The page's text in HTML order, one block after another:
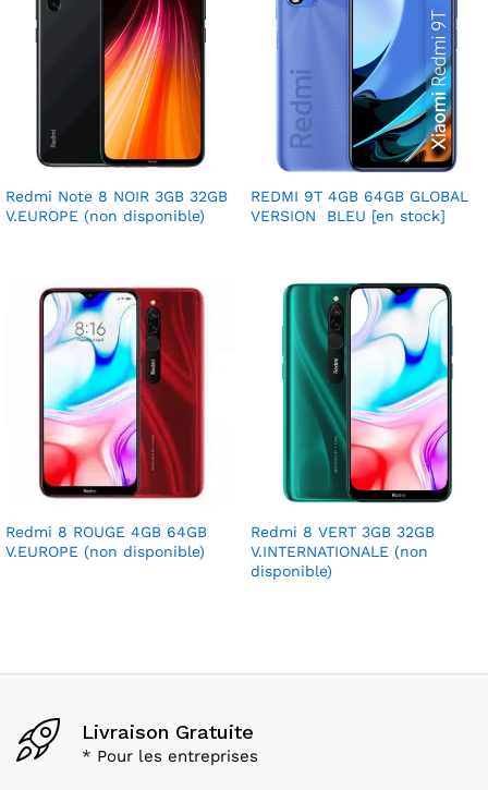
Redmi Note 8 NOIR 3GB 32GB
V.EUROPE (non disponible)
REDMI 9T 4GB 64GB GLOBAL
VERSION BLEU [en stock]
Redmi 8 ROUGE 4GB 64GB
V.EUROPE (non disponible)
Redmi 8 VERT 3GB 32GB
V.INTERNATIONALE (non
disponible)
Livraison Gratuite
* Pour les entreprises